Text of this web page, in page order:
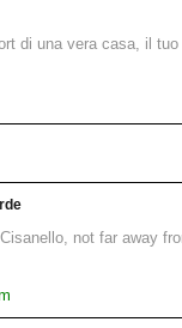
di una vera casa, il
not far away